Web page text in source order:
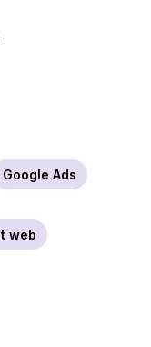
Google Ads
web